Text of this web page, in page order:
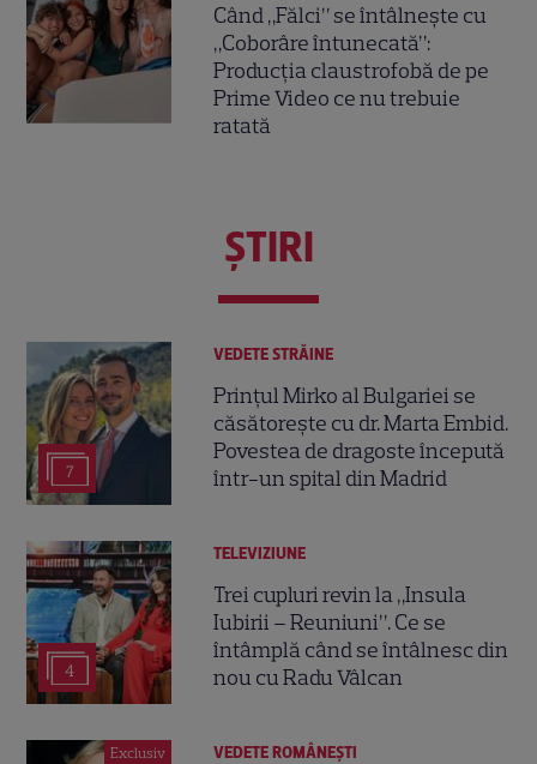
Când „Fălci” se întâlnește cu
„Coborâre întunecată”:
Producția claustrofobă de pe
Prime Video ce nu trebuie
ratată
ŞTIRI
7
VEDETE STRĂINE
Prințul Mirko al Bulgariei se
căsătorește cu dr. Marta Embid.
Povestea de dragoste începută
într-un spital din Madrid
4
TELEVIZIUNE
Trei cupluri revin la „Insula
Iubirii – Reuniuni”. Ce se
întâmplă când se întâlnesc din
nou cu Radu Vâlcan
Exclusiv VEDETE ROMÂNEŞTI